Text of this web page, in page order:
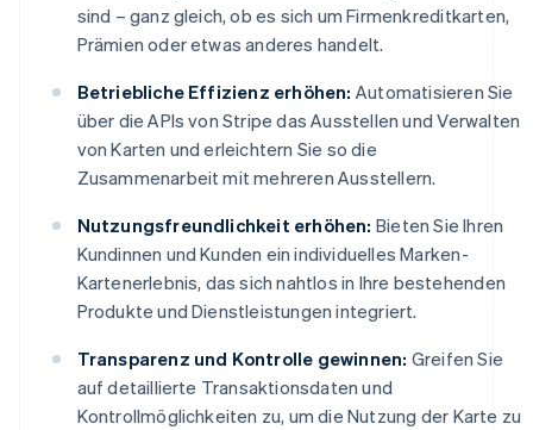
sind – ganz gleich, ob es sich um Firmenkreditkarten,
Prämien oder etwas anderes handelt.
Betriebliche Effizienz erhöhen: Automatisieren Sie
über die APIs von Stripe das Ausstellen und Verwalten
von Karten und erleichtern Sie so die
Zusammenarbeit mit mehreren Ausstellern.
Nutzungsfreundlichkeit erhöhen: Bieten Sie Ihren
Kundinnen und Kunden ein individuelles Marken-
Kartenerlebnis, das sich nahtlos in Ihre bestehenden
Produkte und Dienstleistungen integriert.
Transparenz und Kontrolle gewinnen: Greifen Sie
auf detaillierte Transaktionsdaten und
Kontrollmöglichkeiten zu, um die Nutzung der Karte zu